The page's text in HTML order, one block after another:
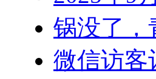
锅没了，
微信访客